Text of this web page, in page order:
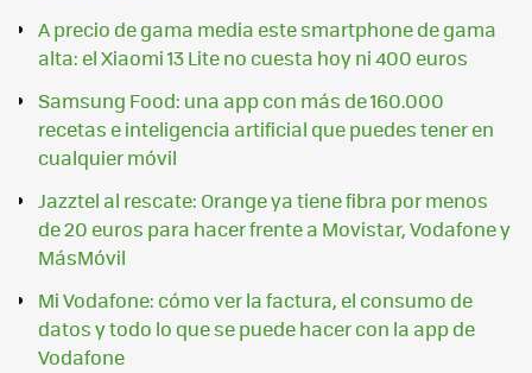
A precio de gama media este smartphone de gama
alta: el Xiaomi 13 Lite no cuesta hoy ni 400 euros
Samsung Food: una app con más de 160.000
recetas e inteligencia artificial que puedes tener en
cualquier móvil
Jazztel al rescate: Orange ya tiene fibra por menos
de 20 euros para hacer frente a Movistar, Vodafone y
MásMóvil
Mi Vodafone: cómo ver la factura, el consumo de
datos y todo lo que se puede hacer con la app de
Vodafone